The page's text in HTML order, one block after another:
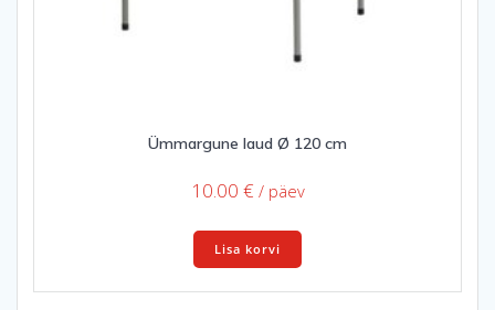
Ümmargune laud Ø 120 cm
10.00 € / päev
Lisa korvi